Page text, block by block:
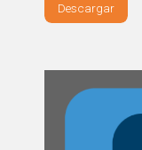
Descargar